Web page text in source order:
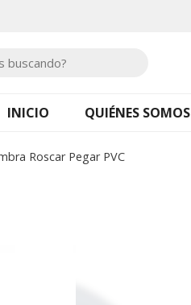
INICIO QUIÉNES SOMOS
Roscar Pegar PVC